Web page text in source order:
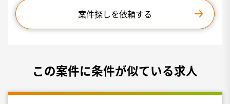
案件探しを依頼する
この案件に条件が似ている求人